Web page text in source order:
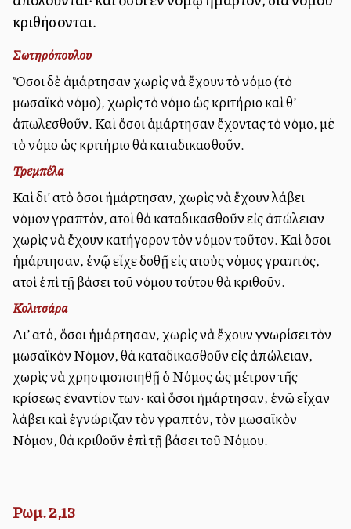
κριθήσονται.
Σωτηρόπουλου
Ὅσοι δὲ ἁμάρτησαν χωρὶς νὰ ἔχουν τὸ νόμο (τὸ
μωσαϊκὸ νόμο), χωρὶς τὸ νόμο ὡς κριτήριο καὶ θ’
ἀπωλεσθοῦν. Καὶ ὅσοι ἁμάρτησαν ἔχοντας τὸ νόμο, μὲ
τὸ νόμο ὡς κριτήριο θὰ καταδικασθοῦν.
Τρεμπέλα
Καὶ δι’ αὐτὸ ὅσοι ἡμάρτησαν, χωρὶς νὰ ἔχουν λάβει
νόμον γραπτόν, αὐτοὶ θὰ καταδικασθοῦν εἰς ἀπώλειαν
χωρὶς νὰ ἔχουν κατήγορον τὸν νόμον τοῦτον. Καὶ ὅσοι
ἡμάρτησαν, ἐνῷ εἶχε δοθῇ εἰς αὐτοὺς νόμος γραπτός,
αὐτοὶ ἐπὶ τῇ βάσει τοῦ νόμου τούτου θὰ κριθοῦν.
Κολιτσάρα
Δι’ αὐτό, ὅσοι ἡμάρτησαν, χωρὶς νὰ ἔχουν γνωρίσει τὸν
μωσαϊκὸν Νόμον, θὰ καταδικασθοῦν εἰς ἀπώλειαν,
χωρὶς νὰ χρησιμοποιηθῇ ὁ Νόμος ὡς μέτρον τῆς
κρίσεως ἐναντίον των· καὶ ὅσοι ἡμάρτησαν, ἐνῶ εἶχαν
λάβει καὶ ἐγνώριζαν τὸν γραπτόν, τὸν μωσαϊκὸν
Νόμον, θὰ κριθοῦν ἐπὶ τῇ βάσει τοῦ Νόμου.
Ρωμ. 2,13